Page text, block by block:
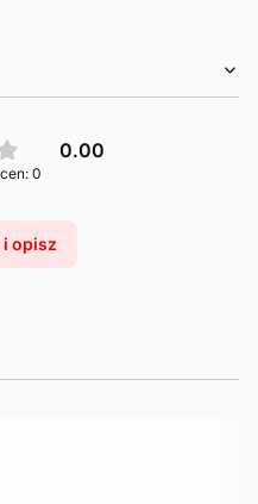
0.00
0
i opisz